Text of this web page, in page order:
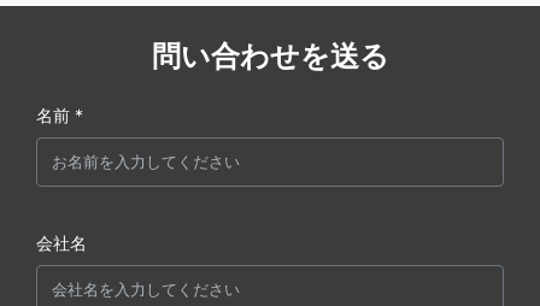
問い合わせを送る
名前 *
会社名